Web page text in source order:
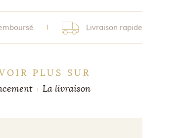
Livraison rapide
PLUS SUR
La livraison